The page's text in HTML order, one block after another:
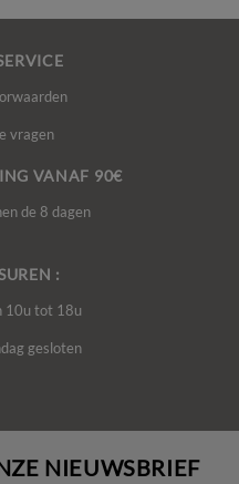
vragen
VANAF 90€
de 8 dagen
:
10u tot 18u
gesloten
NIEUWSBRIEF